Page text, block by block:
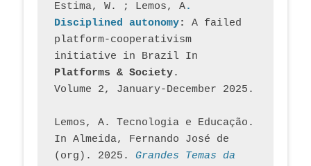
Estima, W. ; Lemos, A.
Disciplined autonomy: A failed
platform-cooperativism
initiative in Brazil In
Platforms & Society.
Volume 2, January-December 2025.
Lemos, A. Tecnologia e Educação.
In Almeida, Fernando José de
(org). 2025. Grandes Temas da